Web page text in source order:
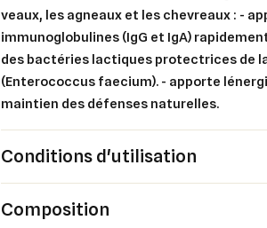
veaux, les agneaux et les chevreaux : -
immunoglobulines (IgG et IgA)
des bactéries lactiques protectrices de
(Enterococcus faecium). - apporte
maintien des défenses naturelles.
Conditions d'utilisation
Composition
Vous